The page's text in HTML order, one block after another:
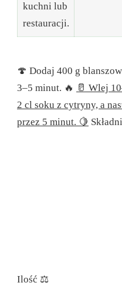
kuchni lub
restauracji.
🍄 Dodaj 400 g
3–5 minut. 🔥 🥛 Wlej
2 cl soku z cytryny, a
przez 5 minut. 🍋
Ilość ⚖️